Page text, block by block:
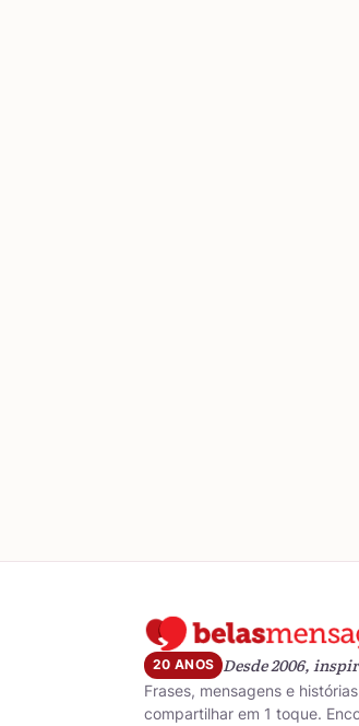
20 ANOS Desde 2006,
Frases, mensagens e
compartilhar em 1 toque.